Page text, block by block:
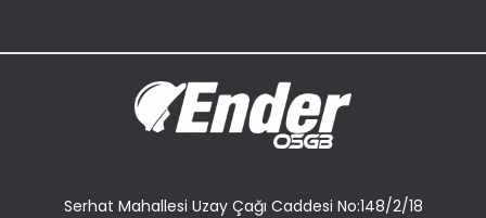
Serhat Mahallesi Uzay Çağı Caddesi No:148/2/18